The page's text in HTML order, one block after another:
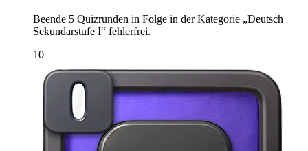
Beende 5 Quizrunden in Folge in der Kategorie „Deutsch
Sekundarstufe I“ fehlerfrei.
10